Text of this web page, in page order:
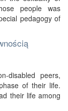
people was
pedagogy of
disabled peers,
of their life.
their life among